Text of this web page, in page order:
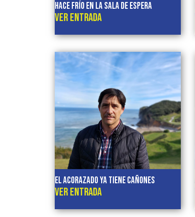
HACE FRÍO EN LA SALA DE ESPERA
VER ENTRADA
EL ACORAZADO YA TIENE CAÑONES
VER ENTRADA